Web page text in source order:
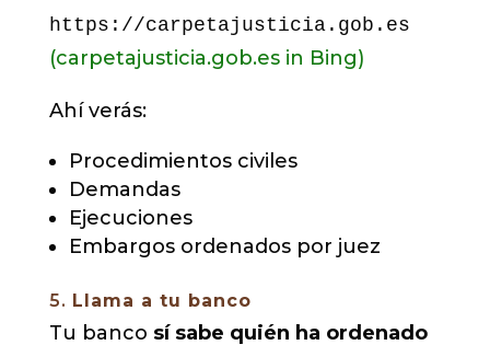
https://carpetajusticia.gob.es
(carpetajusticia.gob.es in Bing)
Ahí verás:
Procedimientos civiles
Demandas
Ejecuciones
Embargos ordenados por juez
5. Llama a tu banco
Tu banco sí sabe quién ha ordenado